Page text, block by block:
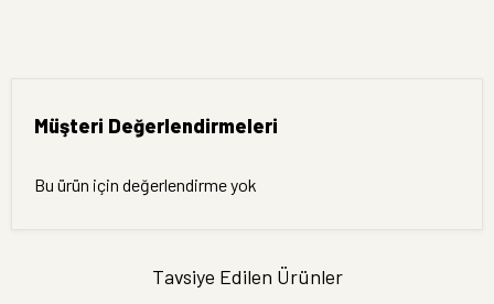
Müşteri Değerlendirmeleri
Bu ürün için değerlendirme yok
Tavsiye Edilen Ürünler